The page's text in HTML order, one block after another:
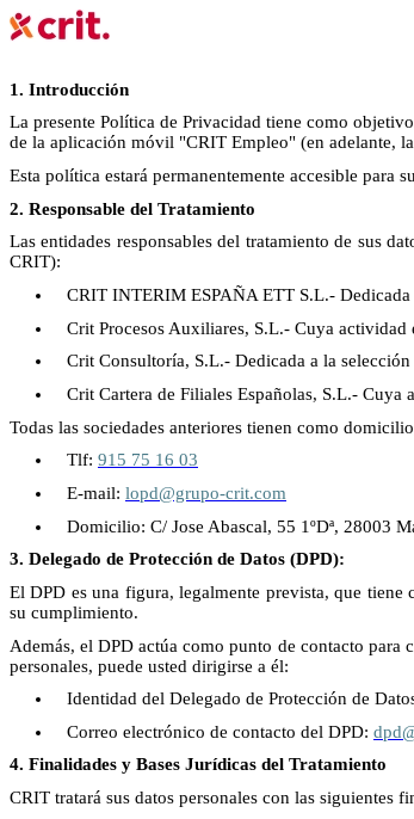
1. Introducción
La presente Política de Privacidad tiene como
de la aplicación móvil "CRIT Empleo" (en adelante,
Esta política estará permanentemente accesible para
2. Responsable del Tratamiento
Las entidades responsables del tratamiento de sus
CRIT):
CRIT INTERIM ESPAÑA ETT S.L.-
Crit Procesos Auxiliares, S.L.- Cuya
Crit Consultoría, S.L.- Dedicada a la
Crit Cartera de Filiales Españolas, S.L.- Cuya
Todas las sociedades anteriores tienen como
Tlf: 915 75 16 03
E-mail: lopd@grupo-crit.com
Domicilio: C/ Jose Abascal, 55 1ºDª, 28003
3. Delegado de Protección de Datos (DPD):
El DPD es una figura, legalmente prevista, que
su cumplimiento.
Además, el DPD actúa como punto de contacto para
personales, puede usted dirigirse a él:
Identidad del Delegado de Protección de
Correo electrónico de contacto del DPD:
4. Finalidades y Bases Jurídicas del Tratamiento
CRIT tratará sus datos personales con las siguientes